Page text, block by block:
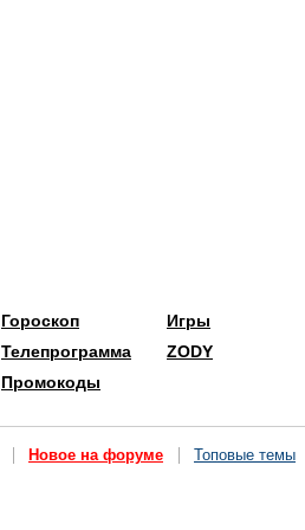
Гороскоп
Телепрограмма
Промокоды
Игры
ZODY
Новое на форуме Топовые темы